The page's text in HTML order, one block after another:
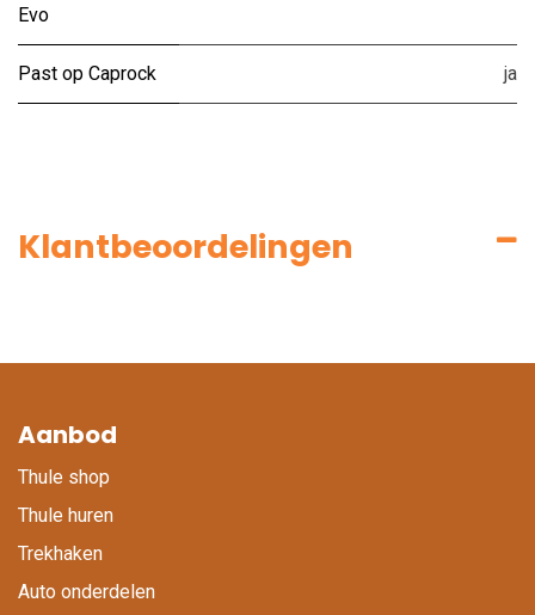
Evo
Past op Caprock ja
Klantbeoordelingen
Aanbod
Thule shop
Thule huren
Trekhaken
Auto onderdelen